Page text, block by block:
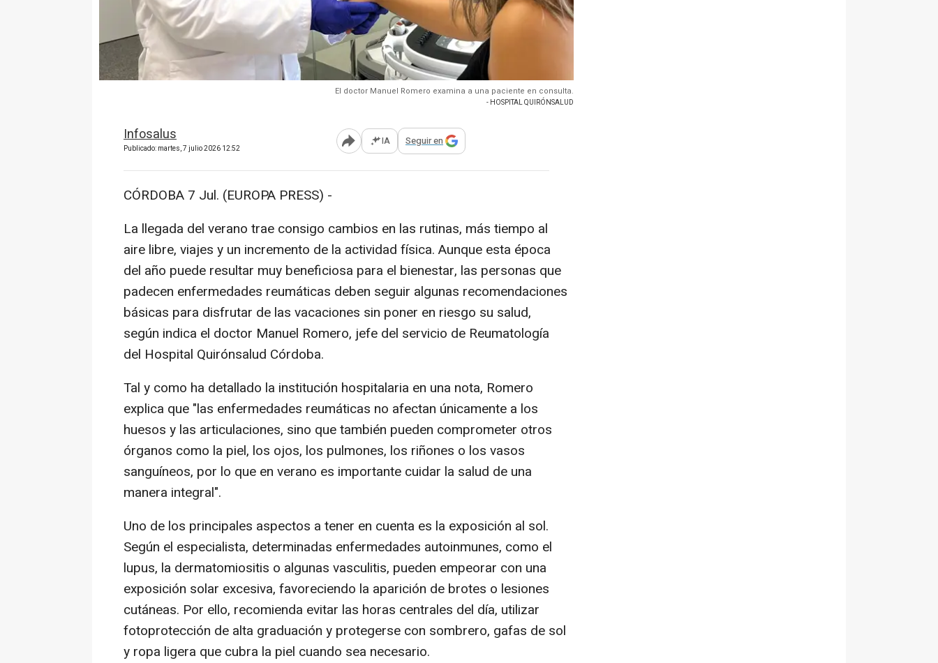
El doctor Manuel Romero examina a una paciente en consulta.
- HOSPITAL QUIRÓNSALUD
Infosalus
Publicado: martes, 7 julio 2026 12:52 Abrir opciones para compartir
IA Seguir en
CÓRDOBA 7 Jul. (EUROPA PRESS) -
La llegada del verano trae consigo cambios en las rutinas, más tiempo al
aire libre, viajes y un incremento de la actividad física. Aunque esta época
del año puede resultar muy beneficiosa para el bienestar, las personas que
padecen enfermedades reumáticas deben seguir algunas recomendaciones
básicas para disfrutar de las vacaciones sin poner en riesgo su salud,
según indica el doctor Manuel Romero, jefe del servicio de Reumatología
del Hospital Quirónsalud Córdoba.
Tal y como ha detallado la institución hospitalaria en una nota, Romero
explica que "las enfermedades reumáticas no afectan únicamente a los
huesos y las articulaciones, sino que también pueden comprometer otros
órganos como la piel, los ojos, los pulmones, los riñones o los vasos
sanguíneos, por lo que en verano es importante cuidar la salud de una
manera integral".
Uno de los principales aspectos a tener en cuenta es la exposición al sol.
Según el especialista, determinadas enfermedades autoinmunes, como el
lupus, la dermatomiositis o algunas vasculitis, pueden empeorar con una
exposición solar excesiva, favoreciendo la aparición de brotes o lesiones
cutáneas. Por ello, recomienda evitar las horas centrales del día, utilizar
fotoprotección de alta graduación y protegerse con sombrero, gafas de sol
y ropa ligera que cubra la piel cuando sea necesario.